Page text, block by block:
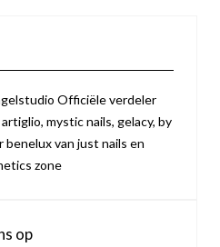
Officiële verdeler
mystic nails, gelacy, by
van just nails en
zone
op